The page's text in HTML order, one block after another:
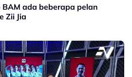
ada beberapa pelan
Zii Jia